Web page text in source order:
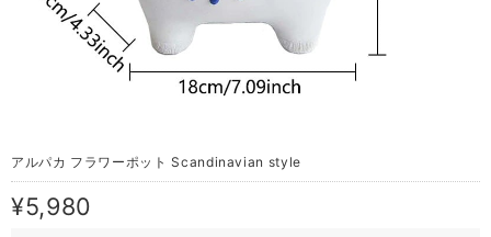
アルパカ フラワーポット Scandinavian style
¥5,980